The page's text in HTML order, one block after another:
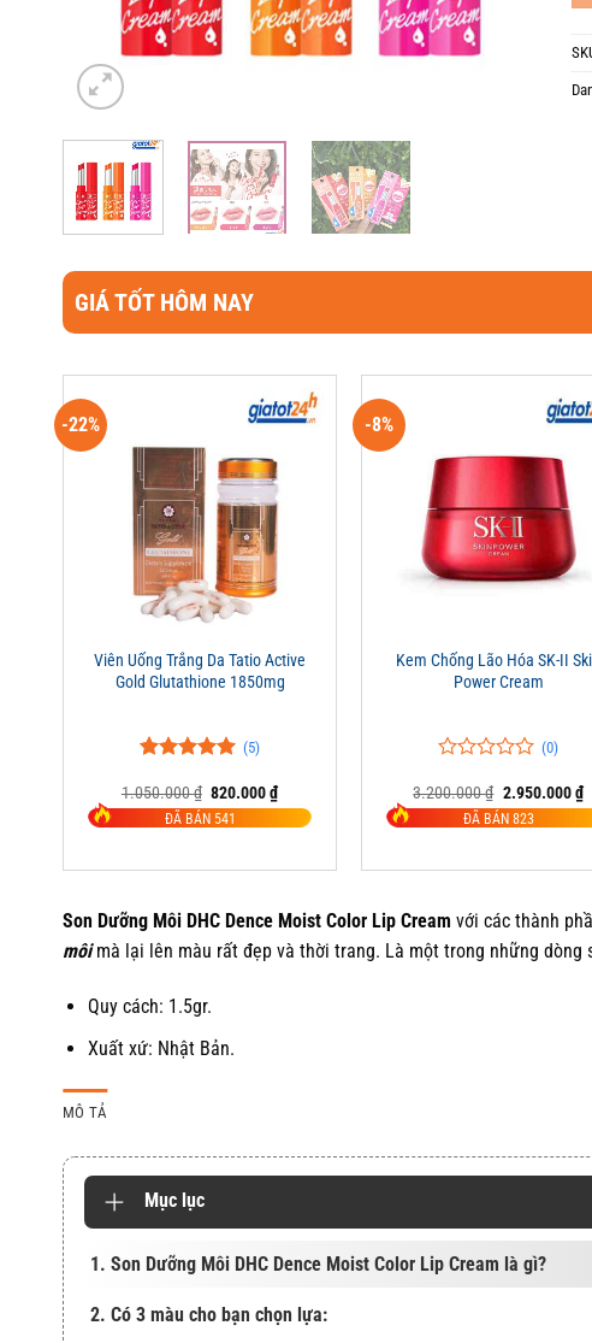
GIÁ TỐT HÔM NAY
-22%
Viên Uống Trắng Da Tatio Active
Gold Glutathione 1850mg
đánh giá
(5)
1.050.000₫ Giá
gốc
là:
820.000₫Giá
hiện
tại
ĐÃ BÁN 541
-8%
Kem Chống Lão Hóa SK-II
Power Cream
trên
5
đánh
(0)
3.200.000₫ Giá
gốc
là:
2.950.000₫
ĐÃ BÁN 823
Son Dưỡng Môi DHC Dence Moist Color Lip Cream với các thành
môi mà lại lên màu rất đẹp và thời trang. Là một trong những dòng
Quy cách: 1.5gr.
Xuất xứ: Nhật Bản.
MÔ TẢ
Mục lục
1. Son Dưỡng Môi DHC Dence Moist Color Lip Cream là gì?
2. Có 3 màu cho bạn chọn lựa: